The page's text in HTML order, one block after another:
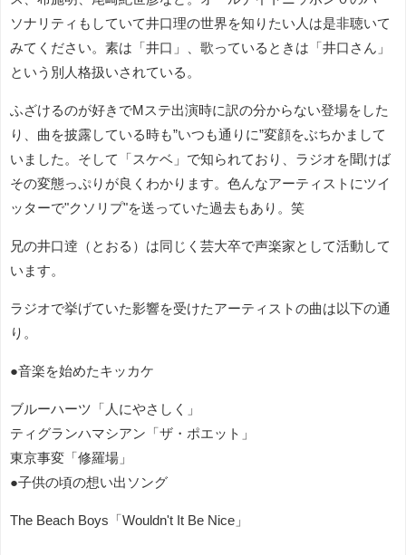
ソナリティもしていて井口理の世界を知りたい人は是非聴いて
みてください。素は「井口」、歌っているときは「井口さん」
という別人格扱いされている。
ふざけるのが好きでMステ出演時に訳の分からない登場をした
り、曲を披露している時も”いつも通りに”変顔をぶちかまして
いました。そして「スケベ」で知られており、ラジオを聞けば
その変態っぷりが良くわかります。色んなアーティストにツイ
ッターで"クソリプ"を送っていた過去もあり。笑
兄の井口逹（とおる）は同じく芸大卒で声楽家として活動して
います。
ラジオで挙げていた影響を受けたアーティストの曲は以下の通
り。
●音楽を始めたキッカケ
ブルーハーツ「人にやさしく」
ティグランハマシアン「ザ・ポエット」
東京事変「修羅場」
●子供の頃の想い出ソング
The Beach Boys「Wouldn't It Be Nice」